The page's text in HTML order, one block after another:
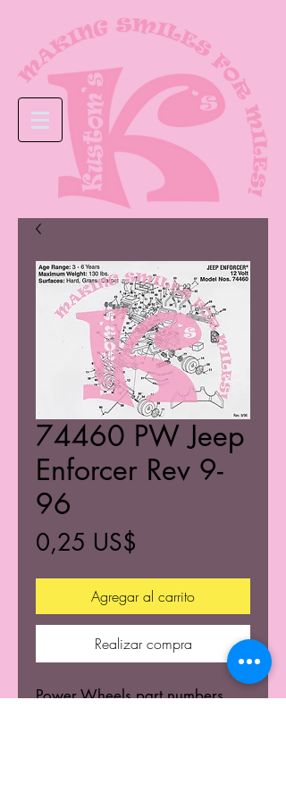
74460 PW Jeep
Enforcer Rev 9-
96
0,25 US$
Agregar al carrito
Realizar compra
Power Wheels part numbers